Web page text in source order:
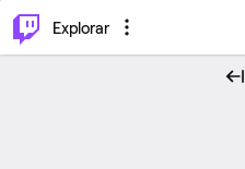
Explorar